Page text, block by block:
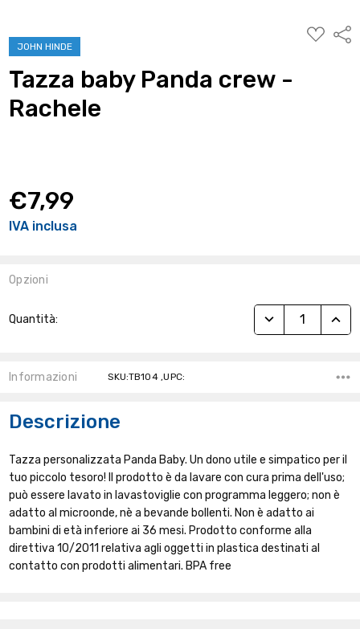
JOHN HINDE
ALLA
Tazza baby Panda crew -
Rachele
€7,99
IVA inclusa
Opzioni
Attuale:
Quantità: RIDUCI
Informazioni SKU:TB104 ,UPC:
Descrizione
Tazza personalizzata Panda Baby. Un dono utile e simpatico per il
tuo piccolo tesoro! Il prodotto è da lavare con cura prima dell'uso;
può essere lavato in lavastoviglie con programma leggero; non è
adatto al microonde, nè a bevande bollenti. Non è adatto ai
bambini di età inferiore ai 36 mesi. Prodotto conforme alla
direttiva 10/2011 relativa agli oggetti in plastica destinati al
contatto con prodotti alimentari. BPA free